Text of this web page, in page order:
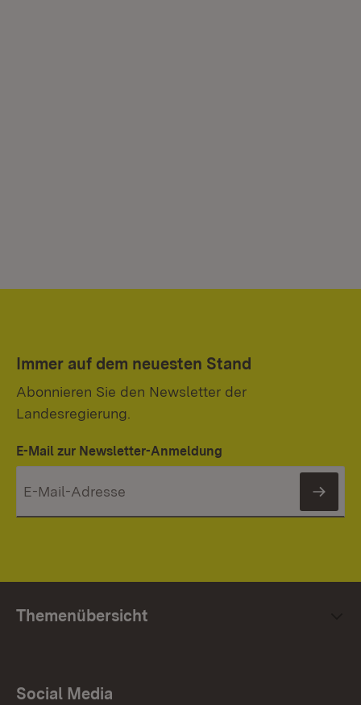
Immer auf dem neuesten Stand
Abonnieren Sie den Newsletter der
Landesregierung.
E-Mail zur Newsletter-Anmeldung
Themenübersicht
Social Media